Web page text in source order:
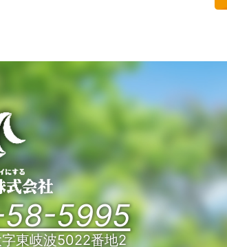
5995
東岐波5022番地2